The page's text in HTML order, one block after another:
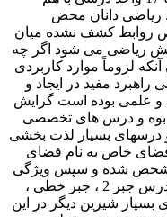
ریاضی دانان محض
روابط کشف نشده میان
ریاضی می شود اگر چه
لزوماً موارد کاربردی
مفید در ایجاد و
و علمی بوده است گرایش
و درس های تخصصی
درسهای بسیار لذت بخشی
فضای خاص به نام فضای
مشخص شده و سپس ویژگی
های حیرت انگیز این فضابیان می شود. درس جبر 2 ، جبر خطی ،
شیرین دیگر در این